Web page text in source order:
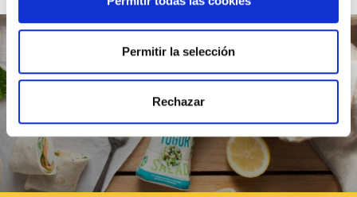
Permitir la selección
Rechazar